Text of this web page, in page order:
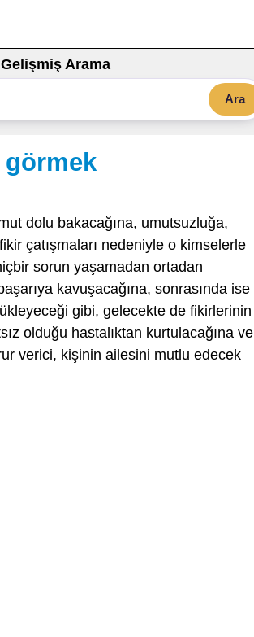
Gelişmiş Arama
Ara
dolu bakacağına, umutsuzluğa,
çatışmaları nedeniyle o kimselerle
sorun yaşamadan ortadan
kavuşacağına, sonrasında ise
gibi, gelecekte de fikirlerinin
olduğu hastalıktan kurtulacağına ve
verici, kişinin ailesini mutlu edecek